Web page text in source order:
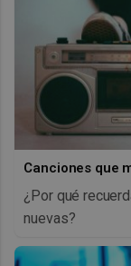
Canciones que
¿Por qué
nuevas?